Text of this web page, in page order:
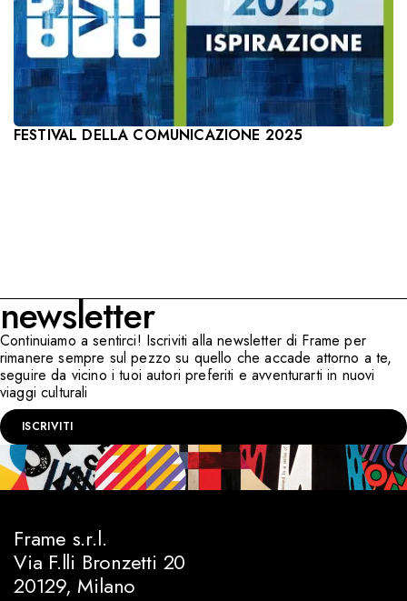
FESTIVAL DELLA COMUNICAZIONE 2025
newsletter
Continuiamo a sentirci! Iscriviti alla newsletter di Frame per
rimanere sempre sul pezzo su quello che accade attorno a te,
seguire da vicino i tuoi autori preferiti e avventurarti in nuovi
viaggi culturali
ISCRIVITI
Frame s.r.l.
Via F.lli Bronzetti 20
20129, Milano